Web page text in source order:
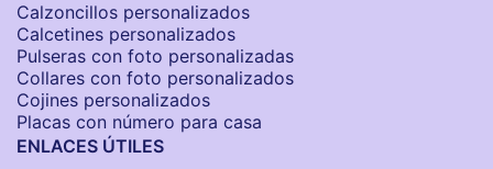
Calzoncillos personalizados​
Calcetines personalizados
Pulseras con foto personalizadas
Collares con foto personalizados
Cojines personalizados
Placas con número para casa
ENLACES ÚTILES